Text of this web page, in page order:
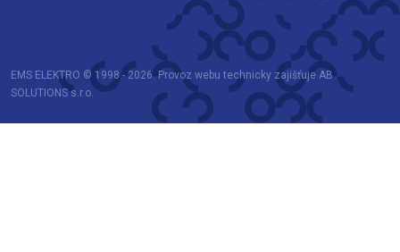
EMS ELEKTRO © 1998 - 2026. Provoz webu technicky zajišťuje AB
SOLUTIONS s.r.o.